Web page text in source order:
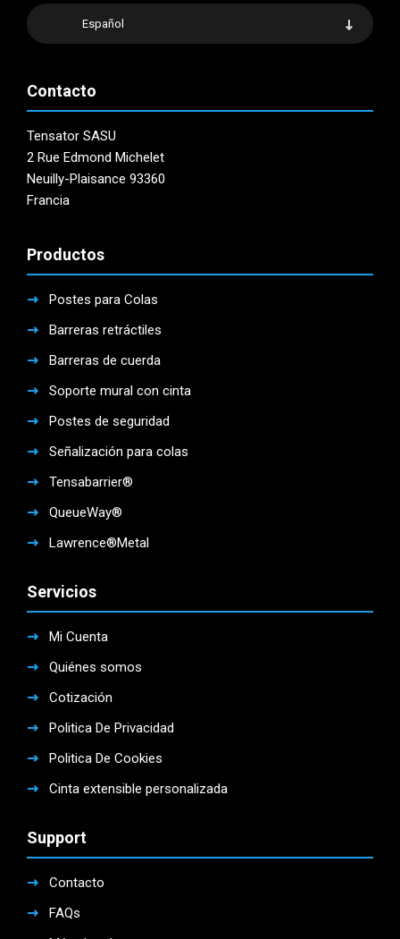
Español
Contacto
Tensator SASU
2 Rue Edmond Michelet
Neuilly-Plaisance 93360
Francia
Productos
Postes para Colas
Barreras retráctiles
Barreras de cuerda
Soporte mural con cinta
Postes de seguridad
Señalización para colas
Tensabarrier®
QueueWay®
Lawrence®Metal
Servicios
Mi Cuenta
Quiénes somos
Cotización
Politica De Privacidad
Politica De Cookies
Cinta extensible personalizada
Support
Contacto
FAQs